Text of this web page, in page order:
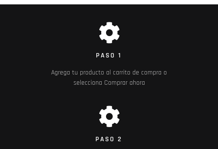
PASO 1
Agrega tu producto al carrito de compra o
selecciona Comprar ahora
PASO 2